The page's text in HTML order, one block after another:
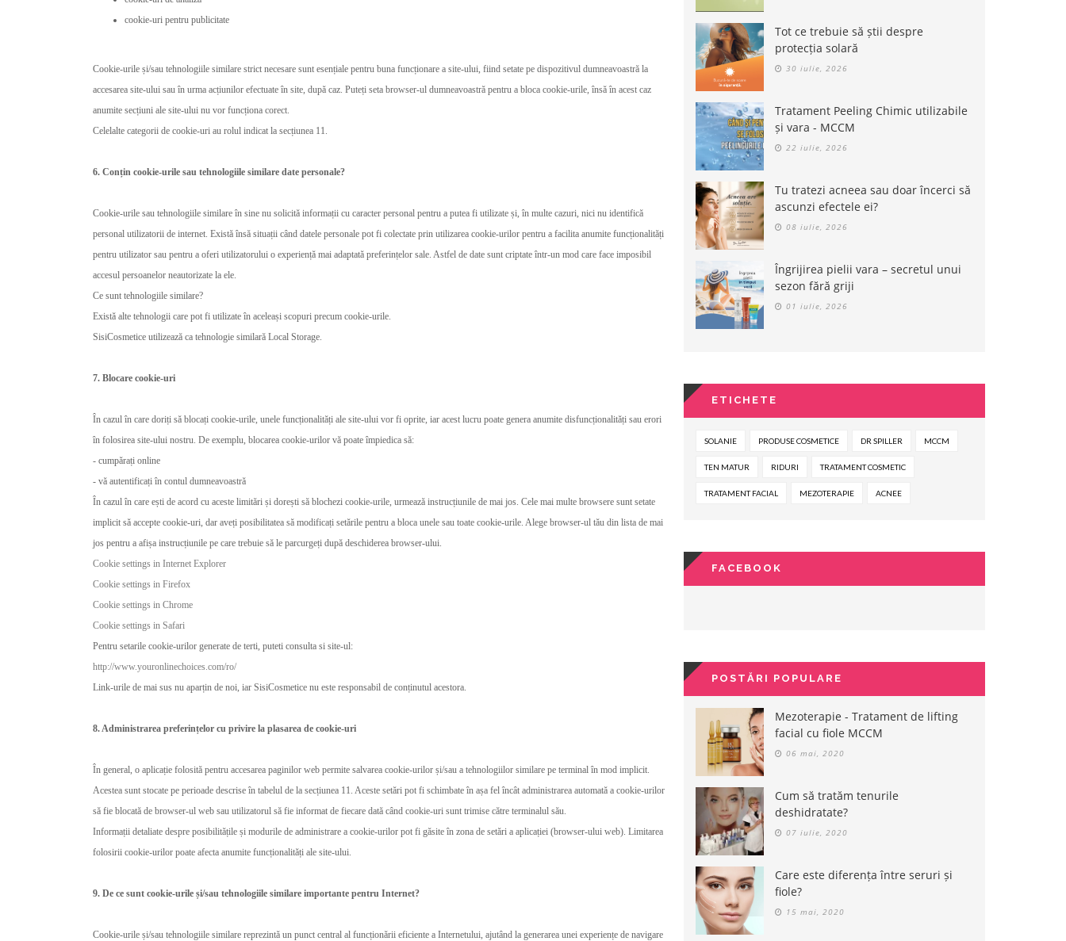
cookie-uri pentru publicitate
Cookie-urile și/sau tehnologiile similare strict necesare sunt esențiale pentru buna funcționare a site-ului, fiind setate pe dispozitivul dumneavoastră la
accesarea site-ului sau în urma acțiunilor efectuate în site, după caz. Puteți seta browser-ul dumneavoastră pentru a bloca cookie-urile, însă în acest caz
anumite secțiuni ale site-ului nu vor funcționa corect.
Celelalte categorii de cookie-uri au rolul indicat la secțiunea 11.
6. Conțin cookie-urile sau tehnologiile similare date personale?
Cookie-urile sau tehnologiile similare în sine nu solicită informații cu caracter personal pentru a putea fi utilizate și, în multe cazuri, nici nu identifică
personal utilizatorii de internet. Există însă situații când datele personale pot fi colectate prin utilizarea cookie-urilor pentru a facilita anumite funcționalități
pentru utilizator sau pentru a oferi utilizatorului o experiență mai adaptată preferințelor sale. Astfel de date sunt criptate într-un mod care face imposibil
accesul persoanelor neautorizate la ele.
Ce sunt tehnologiile similare?
Există alte tehnologii care pot fi utilizate în aceleași scopuri precum cookie-urile.
SisiCosmetice utilizează ca tehnologie similară Local Storage.
7. Blocare cookie-uri
În cazul în care doriți să blocați cookie-urile, unele funcționalități ale site-ului vor fi oprite, iar acest lucru poate genera anumite disfuncționalități sau erori
în folosirea site-ului nostru. De exemplu, blocarea cookie-urilor vă poate împiedica să:
- cumpărați online
- vă autentificați în contul dumneavoastră
În cazul în care ești de acord cu aceste limitări și dorești să blochezi cookie-urile, urmează instrucțiunile de mai jos. Cele mai multe browsere sunt setate
implicit să accepte cookie-uri, dar aveți posibilitatea să modificați setările pentru a bloca unele sau toate cookie-urile. Alege browser-ul tău din lista de mai
jos pentru a afișa instrucțiunile pe care trebuie să le parcurgeți după deschiderea browser-ului.
Cookie settings in Internet Explorer
Cookie settings in Firefox
Cookie settings in Chrome
Cookie settings in Safari
Pentru setarile cookie-urilor generate de terti, puteti consulta si site-ul:
http://www.youronlinechoices.com/ro/
Link-urile de mai sus nu aparțin de noi, iar SisiCosmetice nu este responsabil de conținutul acestora.
8. Administrarea preferințelor cu privire la plasarea de cookie-uri
În general, o aplicație folosită pentru accesarea paginilor web permite salvarea cookie-urilor și/sau a tehnologiilor similare pe terminal în mod implicit.
Acestea sunt stocate pe perioade descrise în tabelul de la secțiunea 11. Aceste setări pot fi schimbate în așa fel încât administrarea automată a cookie-urilor
să fie blocată de browser-ul web sau utilizatorul să fie informat de fiecare dată când cookie-uri sunt trimise către terminalul său.
Informații detaliate despre posibilitățile și modurile de administrare a cookie-urilor pot fi găsite în zona de setări a aplicației (browser-ului web). Limitarea
folosirii cookie-urilor poate afecta anumite funcționalități ale site-ului.
9. De ce sunt cookie-urile și/sau tehnologiile similare importante pentru Internet?
Cookie-urile și/sau tehnologiile similare reprezintă un punct central al funcționării eficiente a Internetului, ajutând la generarea unei experiențe de navigare
Tot ce trebuie să știi despre
protecția solară
30 iulie, 2026
Tratament Peeling Chimic utilizabile
și vara - MCCM
22 iulie, 2026
Tu tratezi acneea sau doar încerci să
ascunzi efectele ei?
08 iulie, 2026
Îngrijirea pielii vara – secretul unui
sezon fără griji
01 iulie, 2026
ETICHETE
SOLANIE PRODUSE COSMETICE DR SPILLER MCCM
TEN MATUR RIDURI TRATAMENT COSMETIC
TRATAMENT FACIAL MEZOTERAPIE ACNEE
FACEBOOK
POSTĂRI POPULARE
Mezoterapie - Tratament de lifting
facial cu fiole MCCM
06 mai, 2020
Cum să tratăm tenurile
deshidratate?
07 iulie, 2020
Care este diferența între seruri și
fiole?
15 mai, 2020